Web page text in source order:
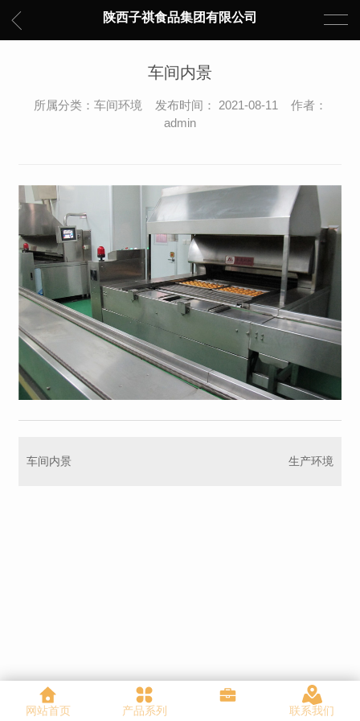
陕西子祺食品集团有限公司
车间内景
所属分类：车间环境 发布时间： 2021-08-11 作者：
admin
车间内景 生产环境
网站首页 产品系列 联系我们